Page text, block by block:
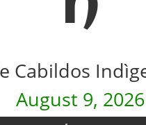
Cabildos
August 9, 2026